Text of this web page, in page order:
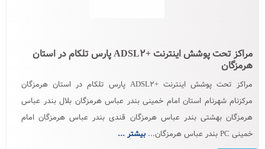
مراکز تحت پوشش اینترنت +ADSL۲ پارس تلکام در استان
هرمزگان
مراکز تحت پوشش اینترنت +ADSL۲ پارس تلکام در استان هرمزگان
مرکزنام شهرنام استان امام خمینی بندر عباس هرمزگان بلال بندر عباس
هرمزگان بهشتی بندر عباس هرمزگان قندی بندر عباس هرمزگان امام
خمینی PC بندر عباس هرمزگان...
بیشتر ...